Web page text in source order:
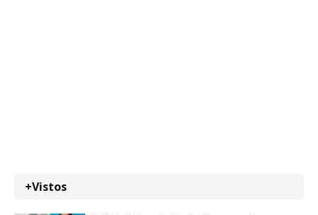
+Vistos